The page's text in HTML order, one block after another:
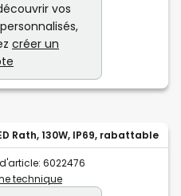
vos
créer un
Rath, 130W, IP69, rabattable
6022476
technique